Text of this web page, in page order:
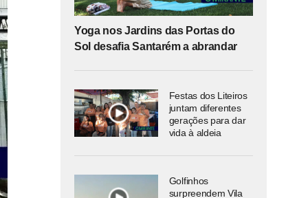
Yoga nos Jardins das Portas do
Sol desafia Santarém a abrandar
Festas dos Liteiros
juntam diferentes
gerações para dar
vida à aldeia
Golfinhos
surpreendem Vila